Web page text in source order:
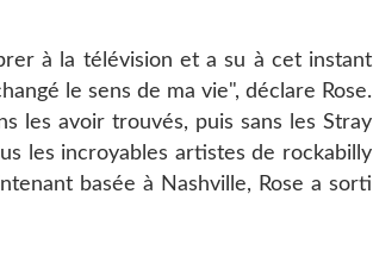
à la télévision et a su à cet instant
le sens de ma vie", déclare Rose.
les avoir trouvés, puis sans les Stray
les incroyables artistes de rockabilly
basée à Nashville, Rose a sorti